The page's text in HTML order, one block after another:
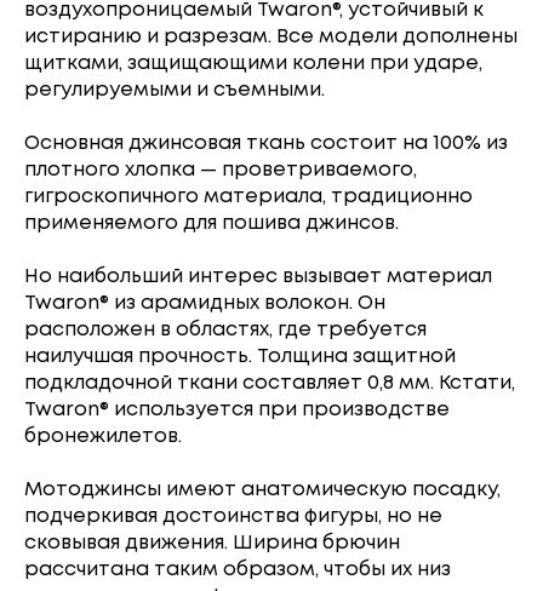
воздухопроницаемый Twaron®, устойчивый к
истиранию и разрезам. Все модели дополнены
щитками, защищающими колени при ударе,
регулируемыми и съемными.
Основная джинсовая ткань состоит на 100% из
плотного хлопка — проветриваемого,
гигроскопичного материала, традиционно
применяемого для пошива джинсов.
Но наибольший интерес вызывает материал
Twaron® из арамидных волокон. Он
расположен в областях, где требуется
наилучшая прочность. Толщина защитной
подкладочной ткани составляет 0,8 мм. Кстати,
Twaron® используется при производстве
бронежилетов.
Мотоджинсы имеют анатомическую посадку,
подчеркивая достоинства фигуры, но не
сковывая движения. Ширина брючин
рассчитана таким образом, чтобы их низ